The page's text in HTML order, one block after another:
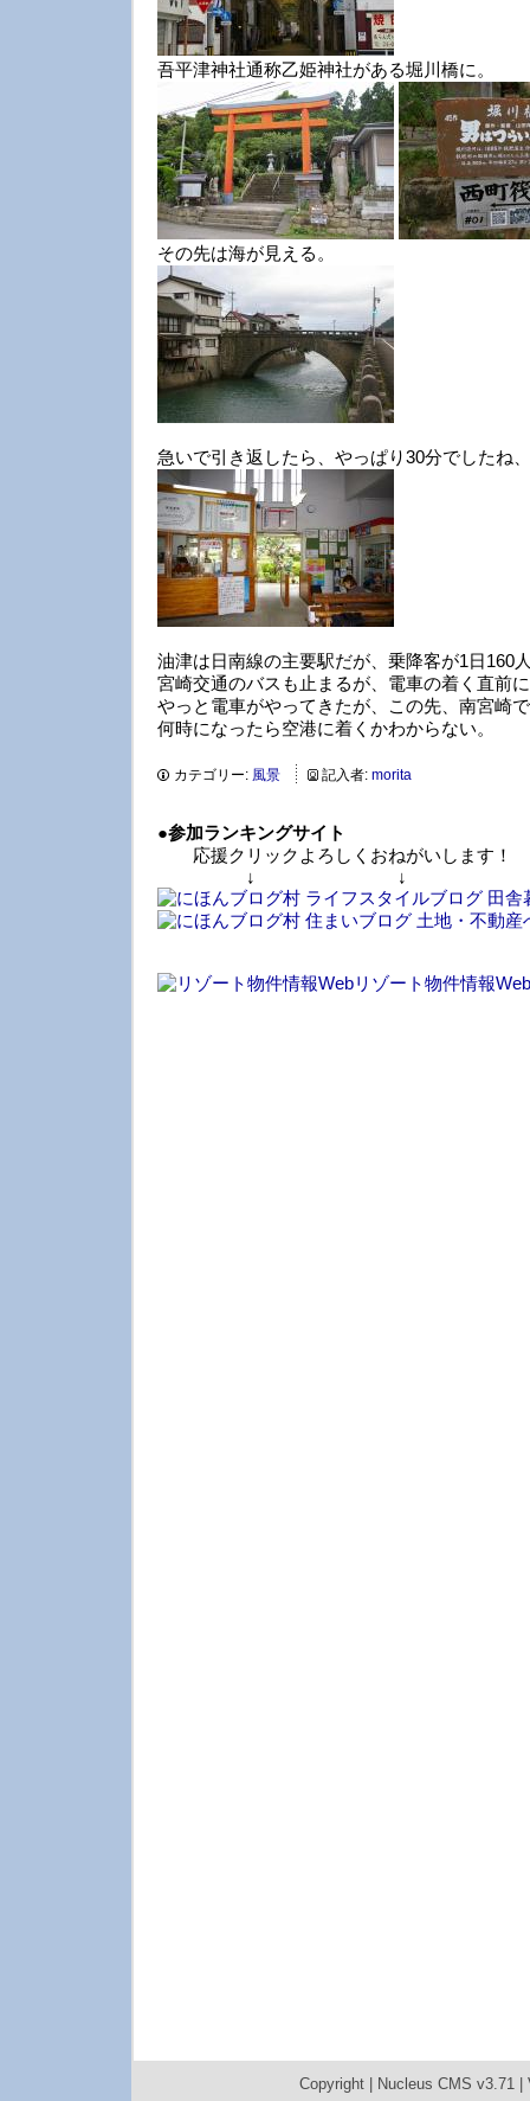
吾平津神社通称乙姫神社がある堀川橋に。
その先は海が見える。
急いで引き返したら、やっぱり30分でしたね
油津は日南線の主要駅だが、乗降客が1日160
宮崎交通のバスも止まるが、電車の着く直前
やっと電車がやってきたが、この先、南宮崎
何時になったら空港に着くかわからない。
カテゴリー: 風景 記入者: morita
●参加ランキングサイト
応援クリックよろしくおねがいします！
↓ ↓
リゾート物件情報
Copyright | Nucleus CMS v3.71